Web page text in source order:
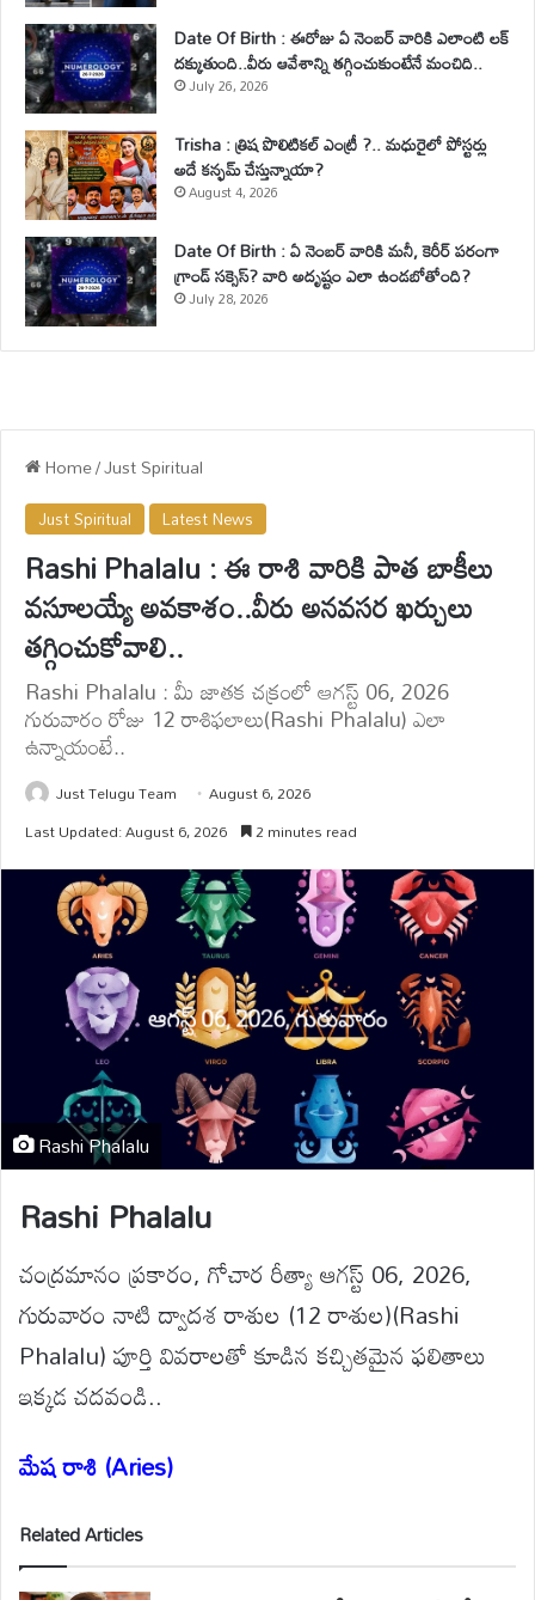
Date Of Birth : ఈరోజు ఏ నెంబర్ వారికి ఎలాంటి లక్
దక్కుతుంది..వీరు ఆవేశాన్ని తగ్గించుకుంటేనే మంచిది..
July 26, 2026
Trisha : త్రిష పొలిటికల్ ఎంట్రీ ?.. మధురైలో పోస్టర్లు
అదే కన్ఫమ్ చేస్తున్నాయా?
August 4, 2026
Date Of Birth : ఏ నెంబర్ వారికి మనీ, కెరీర్ పరంగా
గ్రాండ్ సక్సెస్? వారి అదృష్టం ఎలా ఉండబోతోంది?
July 28, 2026